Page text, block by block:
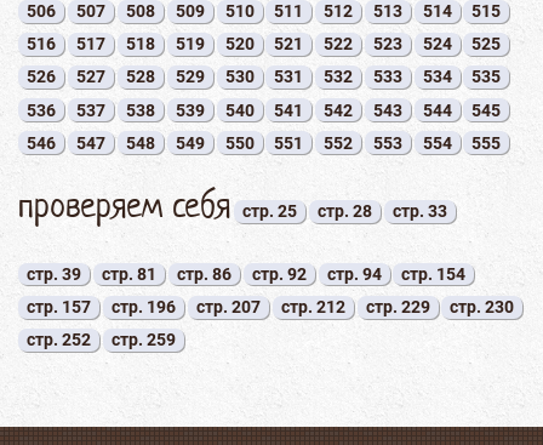
506
507 508 509 510 511 512 513 514
515
516
517 518 519 520 521 522 523 524
525
526
527 528 529 530 531 532 533 534
535
536
537 538 539 540 541 542 543 544
545
546
547 548 549 550 551 552 553 554 555
проверяем себя стр. 25 стр. 28 стр. 33
стр. 39 стр. 81 стр. 86 стр. 92 стр. 94
стр. 154
стр. 157
стр. 196 стр. 207 стр. 212 стр. 229
стр. 230
стр. 252
стр. 259